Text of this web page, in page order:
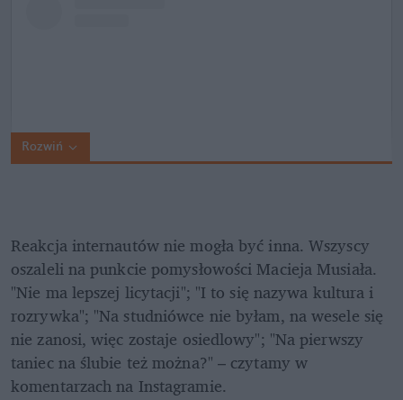
Rozwiń
Reakcja internautów nie mogła być inna. Wszyscy
oszaleli na punkcie pomysłowości Macieja Musiała.
"Nie ma lepszej licytacji"; "I to się nazywa kultura i
rozrywka"; "Na studniówce nie byłam, na wesele się
nie zanosi, więc zostaje osiedlowy"; "Na pierwszy
taniec na ślubie też można?" – czytamy w
komentarzach na Instagramie.